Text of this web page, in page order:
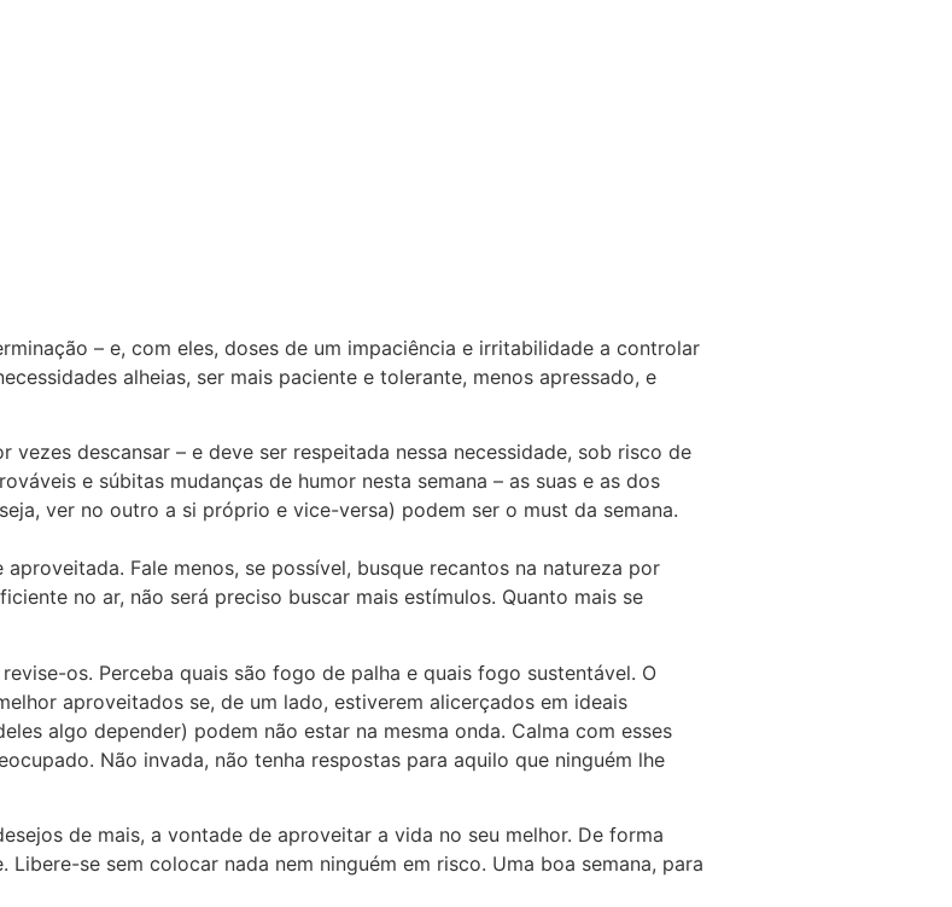
– e, com eles, doses de um impaciência e irritabilidade a controlar
alheias, ser mais paciente e tolerante, menos apressado, e
descansar – e deve ser respeitada nessa necessidade, sob risco de
e súbitas mudanças de humor nesta semana – as suas e as dos
ver no outro a si próprio e vice-versa) podem ser o must da semana.
Fale menos, se possível, busque recantos na natureza por
no ar, não será preciso buscar mais estímulos. Quanto mais se
os. Perceba quais são fogo de palha e quais fogo sustentável. O
aproveitados se, de um lado, estiverem alicerçados em ideais
algo depender) podem não estar na mesma onda. Calma com esses
Não invada, não tenha respostas para aquilo que ninguém lhe
de mais, a vontade de aproveitar a vida no seu melhor. De forma
se sem colocar nada nem ninguém em risco. Uma boa semana, para